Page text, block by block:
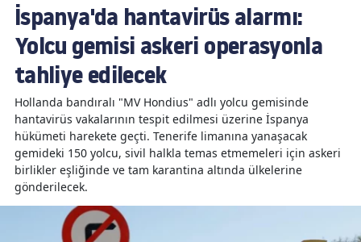
İspanya'da hantavirüs alarmı:
Yolcu gemisi askeri operasyonla
tahliye edilecek
Hollanda bandıralı "MV Hondius" adlı yolcu gemisinde
hantavirüs vakalarının tespit edilmesi üzerine İspanya
hükümeti harekete geçti. Tenerife limanına yanaşacak
gemideki 150 yolcu, sivil halkla temas etmemeleri için askeri
birlikler eşliğinde ve tam karantina altında ülkelerine
gönderilecek.